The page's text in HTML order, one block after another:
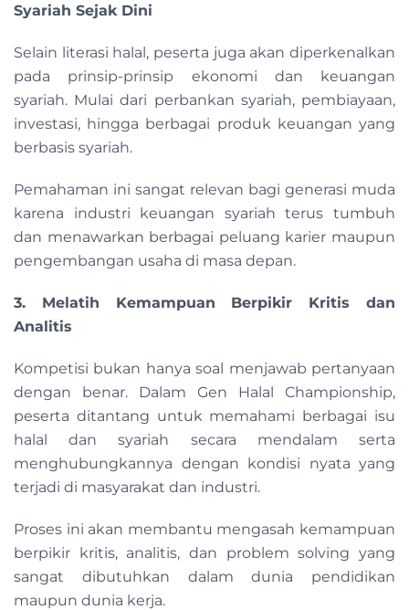
Syariah Sejak Dini
Selain literasi halal, peserta juga akan diperkenalkan
pada prinsip-prinsip ekonomi dan keuangan
syariah. Mulai dari perbankan syariah, pembiayaan,
investasi, hingga berbagai produk keuangan yang
berbasis syariah.
Pemahaman ini sangat relevan bagi generasi muda
karena industri keuangan syariah terus tumbuh
dan menawarkan berbagai peluang karier maupun
pengembangan usaha di masa depan.
3. Melatih Kemampuan Berpikir Kritis dan
Analitis
Kompetisi bukan hanya soal menjawab pertanyaan
dengan benar. Dalam Gen Halal Championship,
peserta ditantang untuk memahami berbagai isu
halal dan syariah secara mendalam serta
menghubungkannya dengan kondisi nyata yang
terjadi di masyarakat dan industri.
Proses ini akan membantu mengasah kemampuan
berpikir kritis, analitis, dan problem solving yang
sangat dibutuhkan dalam dunia pendidikan
maupun dunia kerja.